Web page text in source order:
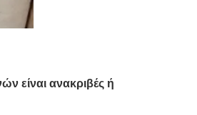
είναι ανακριβές ή